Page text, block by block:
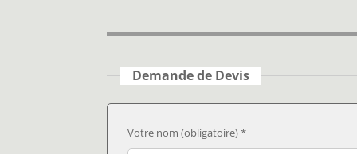
Demande de Devis
Votre nom (obligatoire) *